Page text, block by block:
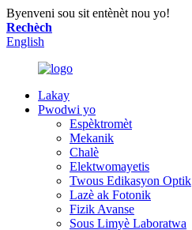
Byenveni sou sit entènèt nou yo!
Rechèch
English
Lakay
Pwodwi yo
Espèktromèt
Mekanik
Chalè
Elektwomayetis
Twous Edikasyon Optik
Lazè ak Fotonik
Fizik Avanse
Sous Limyè Laboratwa